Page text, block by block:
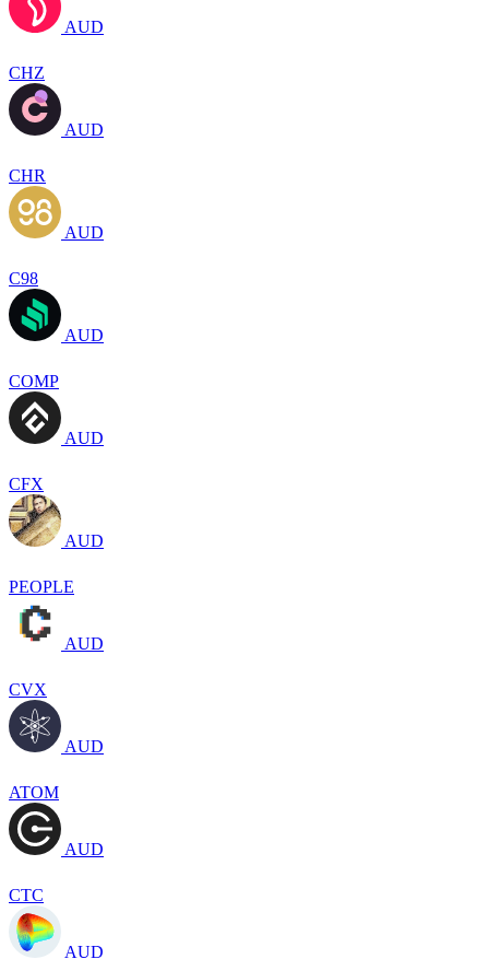
AUD
CHZ
AUD
CHR
AUD
C98
AUD
COMP
AUD
CFX
AUD
PEOPLE
AUD
CVX
AUD
ATOM
AUD
CTC
AUD